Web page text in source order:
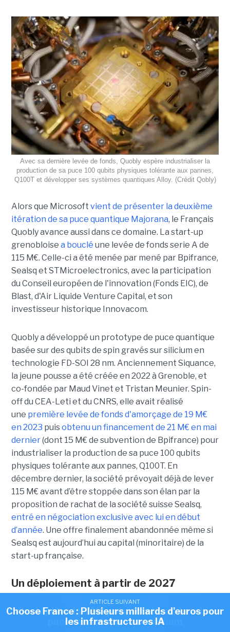
ARTICLE SUIVANT
Quobly lève 115 M€ pour accélérer dans les
puces quantiques sur silicium
Avec sa dernière levée de fonds, Quobly espère industrialiser la
production de sa puce 100 qubits physiques tolérante aux pannes,
Q100T et développer ses systèmes quantiques Alloy. (Crédit Qobly)
Alors que Microsoft vient de présenter la deuxième
itération de sa puce quantique Majorana, le Français
Quobly avance aussi dans ce domaine. La start-up
grenobloise a bouclé une levée de fonds serie A de
115 M€. Celle-ci a été menée par mené par Bpifrance,
Sealsq et STMicroelectronics, avec la participation
du Conseil européen de l'innovation (Fonds EIC), de
Blast, d'Air Liquide Venture Capital, et son
investisseur historique Innovacom.
Quobly a développé un prototype de puce quantique
basée sur des qubits de spin gravés sur silicium en
technologie FD-SOI 28 nm. Anciennement Siquance,
la jeune pousse a été créée en 2022 à Grenoble, et
co-fondée par Maud Vinet et Tristan Meunier. Spin-
off du CEA-Leti et du CNRS, elle avait réalisé
une première levée de fonds d'amorçage de 19 M€
en 2023 puisobtenu un financement de 21 M€ en mai
dernier(dont 15 M€ de subvention de Bpifrance) pour
industrialiser la production de sa puce 100 qubits
physiques tolérante aux pannes, Q100T. En
décembre dernier, la société prévoyait déjà de lever
115 M€ avant d’être stoppée dans son élan par la
proposition de rachat de la société suisse Sealsq,
entré en négociation exclusive avec lui en début
d’année. Une offre finalement abandonnée même si
Sealsq est aujourd’hui au capital (minoritaire) de la
start-up française.
Un déploiement à partir de 2027
« Avec cette série A, nous accélérons le déploiement
de nos premiers systèmes commerciaux et
ARTICLE SUIVANT
Choose France : Plusieurs milliards d'euros pour
les infrastructures IA